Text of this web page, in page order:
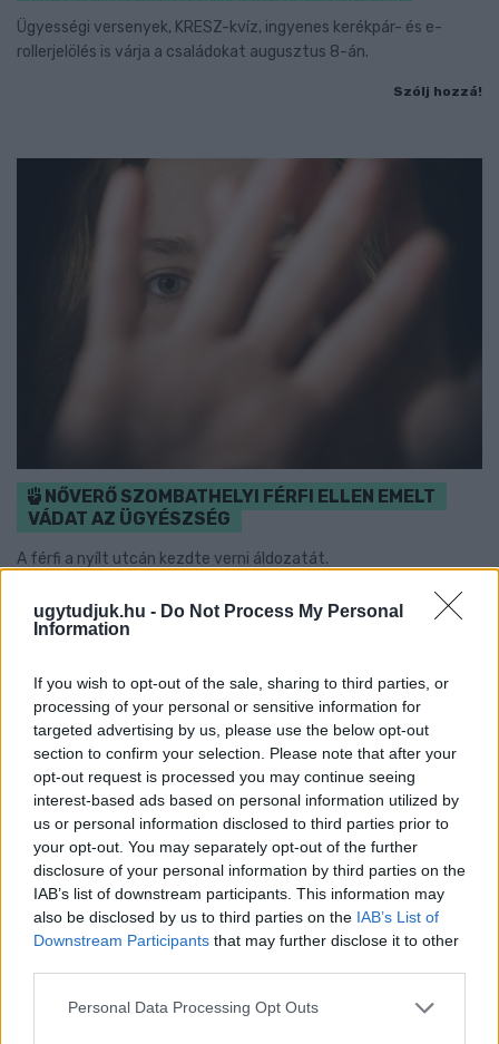
ugytudjuk.hu - Do Not Process My Personal
Information
If you wish to opt-out of the sale, sharing to third parties, or
processing of your personal or sensitive information for
targeted advertising by us, please use the below opt-out
section to confirm your selection. Please note that after your
opt-out request is processed you may continue seeing
interest-based ads based on personal information utilized by
us or personal information disclosed to third parties prior to
your opt-out. You may separately opt-out of the further
disclosure of your personal information by third parties on the
IAB’s list of downstream participants. This information may
also be disclosed by us to third parties on the IAB’s List of
Downstream Participants that may further disclose it to other
Please note that this website/app uses one or more Google
Personal Data Processing Opt Outs
Ügyességi versenyek, KRESZ-kvíz, ingyenes kerékpár- és e-
rollerjelölés is várja a családokat augusztus 8-án.
Szólj hozzá!
NŐVERŐ SZOMBATHELYI FÉRFI ELLEN EMELT
VÁDAT AZ ÜGYÉSZSÉG
A férfi a nyílt utcán kezdte verni áldozatát.
Szólj hozzá!
A RÓMAIAKTÓL AZ AGYAGKATONÁKIG –